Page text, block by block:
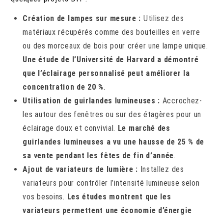
Création de lampes sur mesure : Utilisez des
matériaux récupérés comme des bouteilles en verre
ou des morceaux de bois pour créer une lampe unique.
Une étude de l’Université de Harvard a démontré
que l’éclairage personnalisé peut améliorer la
concentration de 20 %.
Utilisation de guirlandes lumineuses : Accrochez-
les autour des fenêtres ou sur des étagères pour un
éclairage doux et convivial. Le marché des
guirlandes lumineuses a vu une hausse de 25 % de
sa vente pendant les fêtes de fin d’année.
Ajout de variateurs de lumière : Installez des
variateurs pour contrôler l’intensité lumineuse selon
vos besoins. Les études montrent que les
variateurs permettent une économie d’énergie